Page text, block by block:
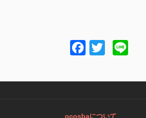
Facebook
Twitter
ocosbaについて